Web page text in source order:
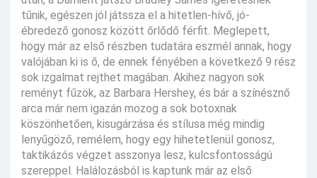
tűnik, egészen jól játssza el a hitetlen-hívő, jó-
ébredező gonosz között őrlődő férfit. Meglepett,
hogy már az első részben tudatára eszmél annak, hogy
valójában ki is ő, de ennek fényében a következő 9 rész
sok izgalmat rejthet magában. Akihez nagyon sok
reményt fűzök, az Barbara Hershey, és bár a színésznő
arca már nem igazán mozog a sok botoxnak
köszönhetően, kisugárzása és stílusa még mindig
lenyűgöző, remélem, hogy egy hihetetlenül gonosz,
taktikázós végzet asszonya lesz, kulcsfontosságú
szereppel. Halálozásból is kaptunk már az első